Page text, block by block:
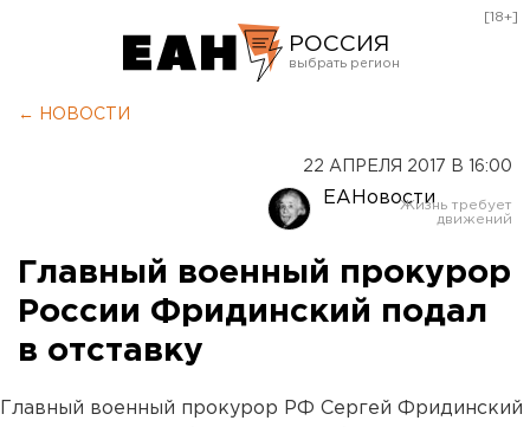
РОССИЯ
Оренбург
[18+]
← НОВОСТИ
22 АПРЕЛЯ 2017 В 16:00
ЕАНовости
Главный военный прокурор
России Фридинский подал
в отставку
Главный военный прокурор РФ Сергей Фридинский